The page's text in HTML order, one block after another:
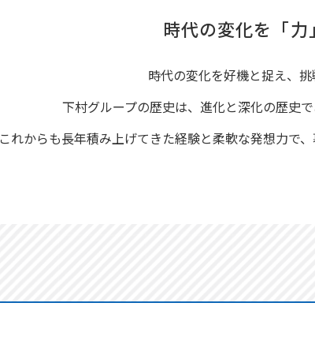
時代の変化を「力
時代の変化を好機と捉え、挑
下村グループの歴史は、進化と深化の歴史
これからも長年積み上げてきた経験と柔軟な発想力で